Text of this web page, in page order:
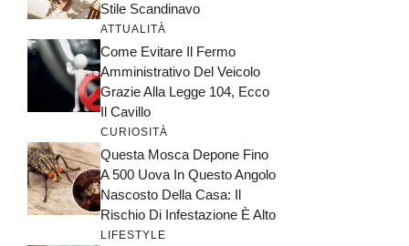
Stile Scandinavo
ATTUALITÀ
Come Evitare Il Fermo
Amministrativo Del Veicolo
Grazie Alla Legge 104, Ecco
Il Cavillo
CURIOSITÀ
Questa Mosca Depone Fino
A 500 Uova In Questo Angolo
Nascosto Della Casa: Il
Rischio Di Infestazione È Alto
LIFESTYLE